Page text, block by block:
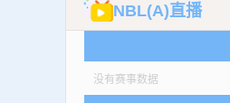
NBL(A)直播
没有赛事数据